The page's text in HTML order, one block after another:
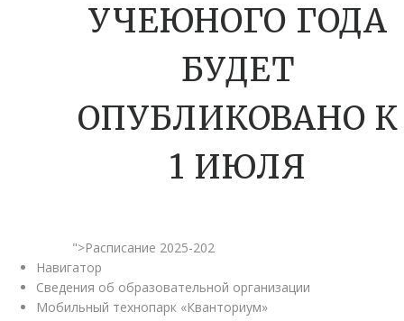
УЧЕЮНОГО ГОДА
БУДЕТ
ОПУБЛИКОВАНО К
1 ИЮЛЯ
">Расписание 2025-202
Навигатор
Сведения об образовательной организации
Мобильный технопарк «Кванториум»